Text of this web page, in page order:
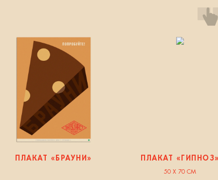
ПЛАКАТ «БРАУНИ» ПЛАКАТ
50 Х 70 СМ